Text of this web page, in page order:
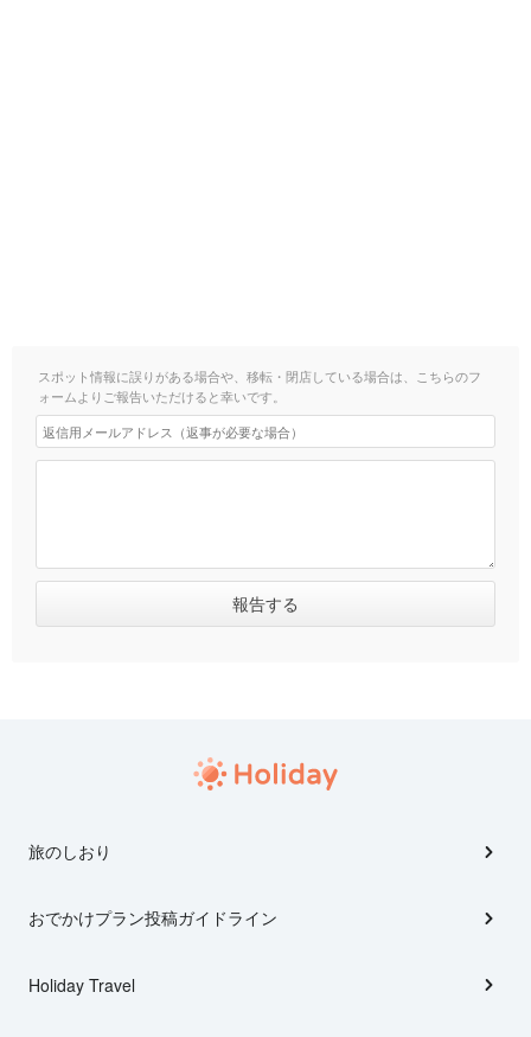
スポット情報に誤りがある場合や、移転・閉店している場合は、こちらのフ
ォームよりご報告いただけると幸いです。
旅のしおり
おでかけプラン投稿ガイドライン
Holiday Travel